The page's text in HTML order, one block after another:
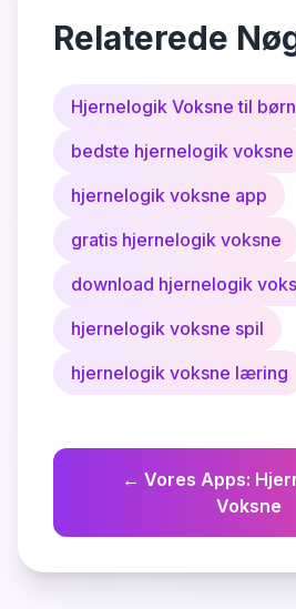
Relaterede
Hjernelogik Voksne til børn
bedste hjernelogik voksne
hjernelogik voksne app
gratis hjernelogik voksne
download hjernelogik
hjernelogik voksne spil
hjernelogik voksne læring
← Vores Apps:
Voksne